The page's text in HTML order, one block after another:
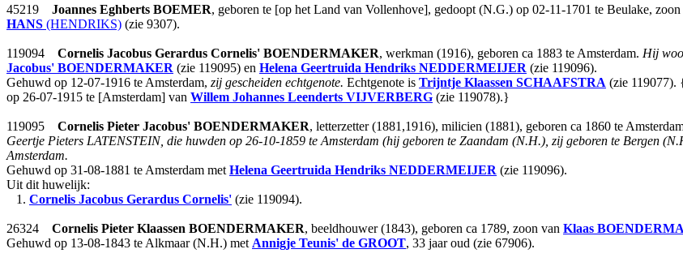
45219 Joannes Eghberts BOEMER, geboren te [op het Land van Vollenhove], gedoopt (N.G.) op 02-11-1701 te Beulake, zoon
HANS (HENDRIKS) (zie 9307).
119094 Cornelis Jacobus Gerardus Cornelis' BOENDERMAKER, werkman (1916), geboren ca 1883 te Amsterdam. Hij
Jacobus' BOENDERMAKER (zie 119095) en Helena Geertruida Hendriks NEDDERMEIJER (zie 119096).
Gehuwd op 12-07-1916 te Amsterdam, zij gescheiden echtgenote. Echtgenote is Trijntje Klaassen SCHAAFSTRA (zie 119077).
op 26-07-1915 te [Amsterdam] van Willem Johannes Leenderts VIJVERBERG (zie 119078).}
119095 Cornelis Pieter Jacobus' BOENDERMAKER, letterzetter (1881,1916), milicien (1881), geboren ca 1860 te
Geertje Pieters LATENSTEIN, die huwden op 26-10-1859 te Amsterdam (hij geboren te Zaandam (N.H.), zij geboren te Bergen
Amsterdam.
Gehuwd op 31-08-1881 te Amsterdam met Helena Geertruida Hendriks NEDDERMEIJER (zie 119096).
Uit dit huwelijk:
1. Cornelis Jacobus Gerardus Cornelis' (zie 119094).
26324 Cornelis Pieter Klaassen BOENDERMAKER, beeldhouwer (1843), geboren ca 1789, zoon van Klaas
Gehuwd op 13-08-1843 te Alkmaar (N.H.) met Annigje Teunis' de GROOT, 33 jaar oud (zie 67906).